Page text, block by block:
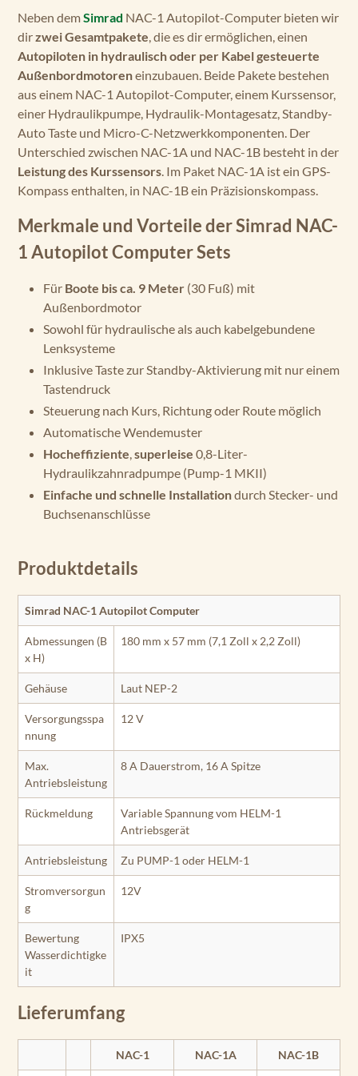
Neben demSimrad NAC-1 Autopilot-Computer bieten wir
dirzwei Gesamtpakete, die es dir ermöglichen, einen
Autopiloten in hydraulisch oder per Kabel gesteuerte
Außenbordmotoreneinzubauen. Beide Pakete bestehen
aus einem NAC-1 Autopilot-Computer, einem Kurssensor,
einer Hydraulikpumpe, Hydraulik-Montagesatz, Standby-
Auto Taste und Micro-C-Netzwerkkomponenten. Der
Unterschied zwischen NAC-1A und NAC-1B besteht in der
Leistung des Kurssensors. Im Paket NAC-1A ist ein GPS-
Kompass enthalten, in NAC-1B ein Präzisionskompass.
Merkmale und Vorteile der Simrad NAC-
1 Autopilot Computer Sets
Für Boote bis ca. 9 Meter (30 Fuß) mit
Außenbordmotor
Sowohl für hydraulische als auch kabelgebundene
Lenksysteme
Inklusive Taste zur Standby-Aktivierung mit nur einem
Tastendruck
Steuerung nach Kurs, Richtung oder Route möglich
Automatische Wendemuster
Hocheffiziente,superleise 0,8-Liter-
Hydraulikzahnradpumpe (Pump-1 MKII)
Einfache und schnelle Installationdurch Stecker- und
Buchsenanschlüsse
Produktdetails
Simrad NAC-1 Autopilot Computer
Abmessungen (B
x H)
180 mm x 57 mm (7,1 Zoll x 2,2 Zoll)
Gehäuse Laut NEP-2
Versorgungsspa
nnung
12 V
Max.
Antriebsleistung
8 A Dauerstrom, 16 A Spitze
Rückmeldung
Variable Spannung vom HELM-1
Antriebsgerät
Antriebsleistung Zu PUMP-1 oder HELM-1
Stromversorgun
g
12V
Bewertung
Wasserdichtigke
it
IPX5
Lieferumfang
NAC-1 NAC-1A NAC-1B